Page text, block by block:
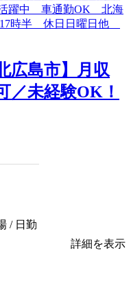
広島市】月収
／未経験OK！
/ 日勤
詳細を表示